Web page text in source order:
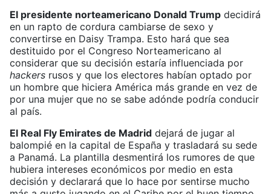
El presidente norteamericano Donald Trump decidirá
en un rapto de cordura cambiarse de sexo y
convertirse en Daisy Trampa. Esto hará que sea
destituido por el Congreso Norteamericano al
considerar que su decisión estaría influenciada por
hackers rusos y que los electores habían optado por
un hombre que hiciera América más grande en vez de
por una mujer que no se sabe adónde podría conducir
al país.
El Real Fly Emirates de Madrid dejará de jugar al
balompié en la capital de España y trasladará su sede
a Panamá. La plantilla desmentirá los rumores de que
hubiera intereses económicos por medio en esta
decisión y declarará que lo hace por sentirse mucho